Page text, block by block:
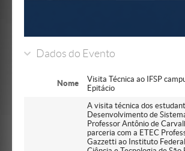
Dados do Evento
Nome
Visita Técnica ao IFSP
Epitácio
A visita técnica dos
Desenvolvimento de
Professor Antônio de
parceria com a ETEC
Gazzetti ao Instituto Federal